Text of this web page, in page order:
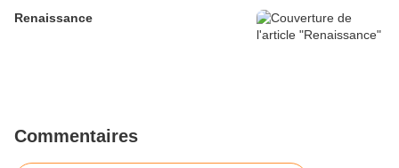
Renaissance
Commentaires